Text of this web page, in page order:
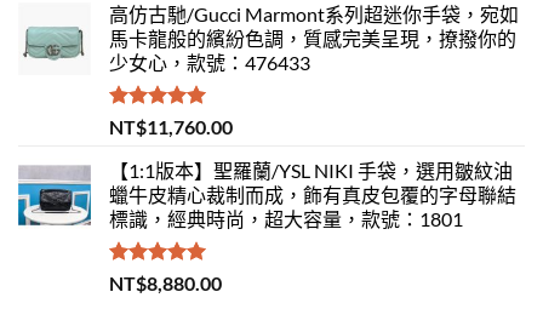
高仿古馳/Gucci Marmont系列超迷你手袋，宛如
馬卡龍般的繽紛色調，質感完美呈現，撩撥你的
少女心，款號：476433
評分5.00
滿分 5
NT$11,760.00
【1:1版本】聖羅蘭/YSL NIKI 手袋，選用皺紋油
蠟牛皮精心裁制而成，飾有真皮包覆的字母聯結
標識，經典時尚，超大容量，款號：1801
評分 5.00
滿分 5
NT$8,880.00